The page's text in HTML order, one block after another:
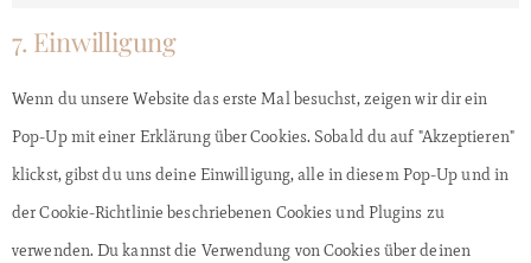
7. Einwilligung
Wenn du unsere Website das erste Mal besuchst, zeigen wir dir ein
Pop-Up mit einer Erklärung über Cookies. Sobald du auf "Akzeptieren"
klickst, gibst du uns deine Einwilligung, alle in diesem Pop-Up und in
der Cookie-Richtlinie beschriebenen Cookies und Plugins zu
verwenden. Du kannst die Verwendung von Cookies über deinen